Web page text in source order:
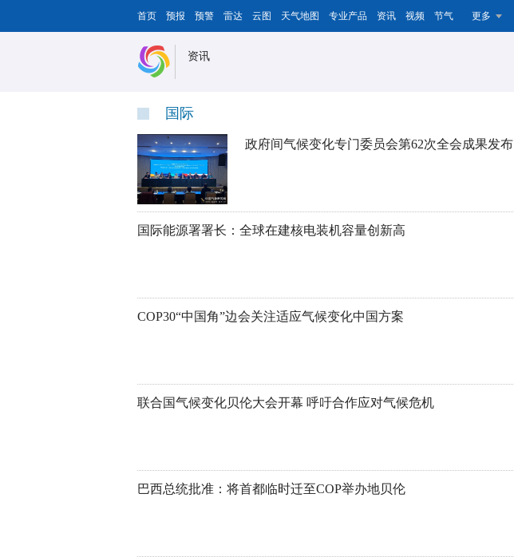
首页 预报 预警 雷达 云图 天气地图 专业产品 资讯 视频 节气 更多
资讯
国际
政府间气候变化专门委员会第62次全会成果发布
国际能源署署长：全球在建核电装机容量创新高
COP30“中国角”边会关注适应气候变化中国方案
联合国气候变化贝伦大会开幕 呼吁合作应对气候危机
巴西总统批准：将首都临时迁至COP举办地贝伦